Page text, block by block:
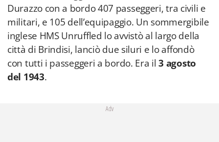
Durazzo con a bordo 407 passeggeri, tra civili e
militari, e 105 dell’equipaggio. Un sommergibile
inglese HMS Unruffled lo avvistò al largo della
città di Brindisi, lanciò due siluri e lo affondò
con tutti i passeggeri a bordo. Era il3 agosto
del 1943.
Adv